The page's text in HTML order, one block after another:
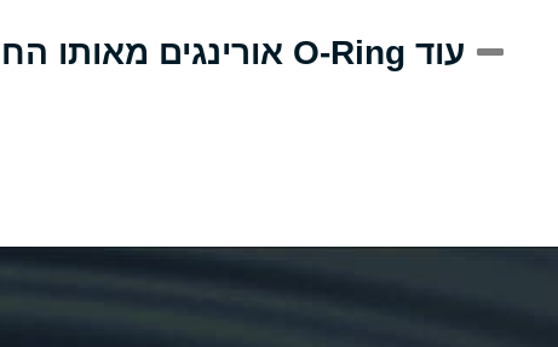
Aluminum Acetate (Aqueous)
עוד O-Ring אורינגים מאותו החומר